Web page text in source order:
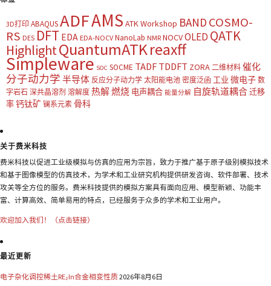
3D打印 ABAQUSADFAMS ATK Workshop BAND COSMO-
RS DES DFT EDA EDA-NOCV NanoLab NMR NOCVOLED QATK
HighlightQuantumATKreaxff
Simpleware SOC SOCME TADF TDDFT ZORA 二维材料 催化
分子动力学 半导体 反应分子动力学 太阳能电池 密度泛函 工业 微电子 数
字岩石 深共晶溶剂 溶解度 热解燃烧 电声耦合 能量分解 自旋轨道耦合迁移
率钙钛矿 镧系元素 骨科
关于费米科技
费米科技以促进工业级模拟与仿真的应用为宗旨，致力于推广基于原子级别模拟技术
和基于图像模型的仿真技术，为学术和工业研究机构提供研发咨询、软件部署、技术
攻关等全方位的服务。费米科技提供的模拟方案具有面向应用、模型新颖、功能丰
富、计算高效、简单易用的特点，已经服务于众多的学术和工业用户。
欢迎加入我们！（点击链接）
最近更新
电子杂化调控稀土RE₂In合金相变性质2026年8月6日